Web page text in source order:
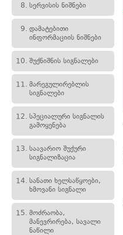
8. სერვისის ნიშნები
9. დამატებითი
ინფორმაციის ნიშნები
10. შუქნიშნის სიგნალები
11. მარეგულირებლის
სიგნალები
12. სპეციალური სიგნალის
გამოყენება
13. საავარიო შუქური
სიგნალიზაცია
14. სანათი ხელსაწყოები,
ხმოვანი სიგნალი
15. მოძრაობა,
მანევრირება, სავალი
ნაწილი